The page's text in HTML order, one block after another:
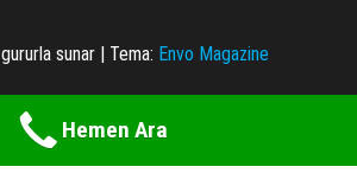
gururla sunar | Tema: Envo Magazine
Hemen Ara